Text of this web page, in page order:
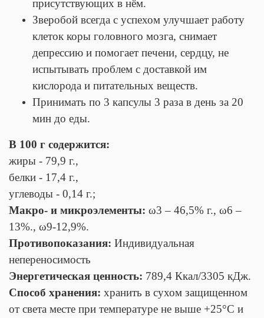
присутствующих в нём.
Зверобой всегда с успехом улучшает работу
клеток коры головного мозга, снимает
депрессию и помогает печени, сердцу, не
испытывать проблем с доставкой им
кислорода и питательных веществ.
Принимать по 3 капсулы 3 раза в день за 20
мин до еды.
В 100 г содержится:
жиры - 79,9 г.,
белки - 17,4 г.,
углеводы - 0,14 г.;
Макро- и микроэлементы: ω3 – 46,5% г., ω6 –
13%., ω9-12,9%.
Противопоказания: Индивидуальная
непереносимость
Энергетическая ценность: 789,4 Ккал/3305 кДж.
Способ хранения: хранить в сухом защищенном
от света месте при температуре не выше +25°С и